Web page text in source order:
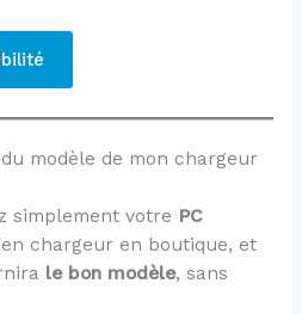
modèle de mon chargeur
simplement votre PC
chargeur en boutique, et
le bon modèle, sans